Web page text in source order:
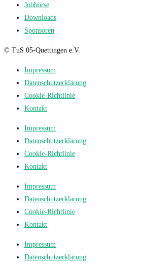
Jobbörse
Downloads
Sponsoren
© TuS 05-Quettingen e.V.
Impressum
Datenschutzerklärung
Cookie-Richtlinie
Kontakt
Impressum
Datenschutzerklärung
Cookie-Richtlinie
Kontakt
Impressum
Datenschutzerklärung
Cookie-Richtlinie
Kontakt
Impressum
Datenschutzerklärung